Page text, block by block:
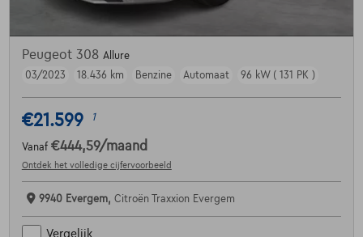
Peugeot 308 Allure
03/2023
18.436 km Benzine Automaat 96 kW ( 131 PK )
€21.599 1
Vanaf €444,59/maand
Ontdek het volledige cijfervoorbeeld
9940 Evergem, Citroën Traxxion Evergem
Vergelijk